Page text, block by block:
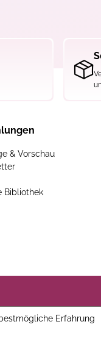
& Vorschau
Bibliothek
Erfahrung